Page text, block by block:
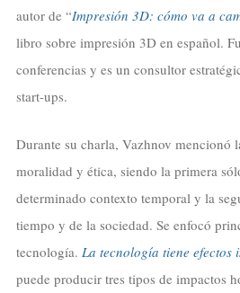
autor de “Impresión 3D: cómo va a
libro sobre impresión 3D en español.
conferencias y es un consultor
start-ups.
Durante su charla, Vazhnov mencionó
moralidad y ética, siendo la primera
determinado contexto temporal y la
tiempo y de la sociedad. Se enfocó
tecnología. La tecnología tiene efectos
puede producir tres tipos de impactos